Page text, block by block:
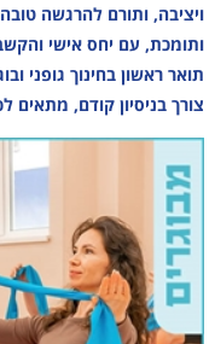
ויציבה, ותורם להרגשה
תואר ראשון בחינוך גופני
צורך בניסיון קודם, מתאים